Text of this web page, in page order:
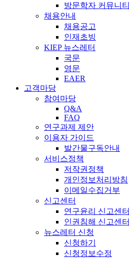
방문학자 커뮤니티
채용안내
채용공고
인재초빙
KIEP 뉴스레터
국문
영문
EAER
고객마당
참여마당
Q&A
FAQ
연구과제 제안
이용자 가이드
발간물구독안내
서비스정책
저작권정책
개인정보처리방침
이메일수집거부
신고센터
연구윤리 신고센터
인권침해 신고센터
뉴스레터 신청
신청하기
신청정보수정